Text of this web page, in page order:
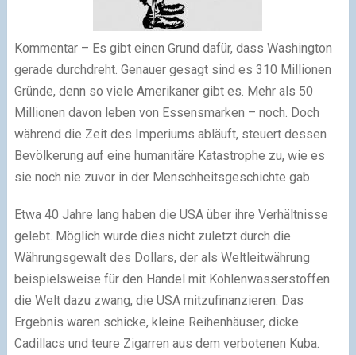
Kommentar – Es gibt einen Grund dafür, dass Washington
gerade durchdreht. Genauer gesagt sind es 310 Millionen
Gründe, denn so viele Amerikaner gibt es. Mehr als 50
Millionen davon leben von Essensmarken – noch. Doch
während die Zeit des Imperiums abläuft, steuert dessen
Bevölkerung auf eine humanitäre Katastrophe zu, wie es
sie noch nie zuvor in der Menschheitsgeschichte gab.
Etwa 40 Jahre lang haben die USA über ihre Verhältnisse
gelebt. Möglich wurde dies nicht zuletzt durch die
Währungsgewalt des Dollars, der als Weltleitwährung
beispielsweise für den Handel mit Kohlenwasserstoffen
die Welt dazu zwang, die USA mitzufinanzieren. Das
Ergebnis waren schicke, kleine Reihenhäuser, dicke
Cadillacs und teure Zigarren aus dem verbotenen Kuba.